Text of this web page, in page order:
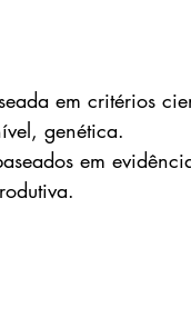
em critérios
genética.
em